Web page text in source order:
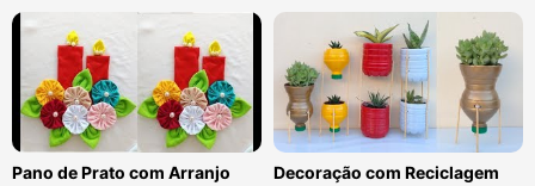
Pano de Prato com Arranjo
Decoração com Reciclagem